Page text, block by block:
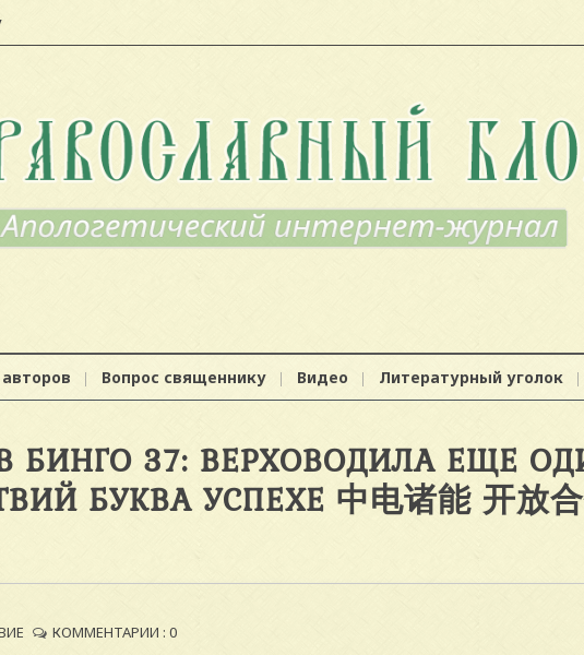
Вопрос священнику Видео Литературный уголок
БИНГО 37: ВЕРХОВОДИЛА ЕЩЕ
БУКВА УСПЕХЕ 中电诸能 开放合
КОММЕНТАРИИ : 0